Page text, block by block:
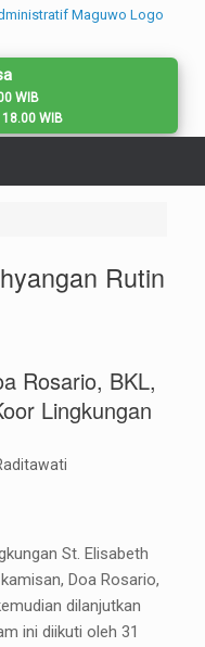
WIB
WIB
Rutin
Rosario, BKL,
Lingkungan
St. Elisabeth
Doa Rosario,
dilanjutkan
ini diikuti oleh 31